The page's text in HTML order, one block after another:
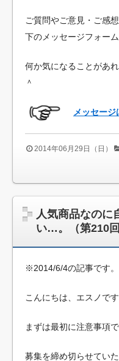
ご質問やご意見・ご感想
下のメッセージフォー
何か気になることがあ
＾
メッセー
2014年06月29日（日）
人気商品なのに
い…。（第210回
※2014/6/4の記事です。
こんにちは、エスノです
まずは最初に注意事項で
募集を締め切らせていた